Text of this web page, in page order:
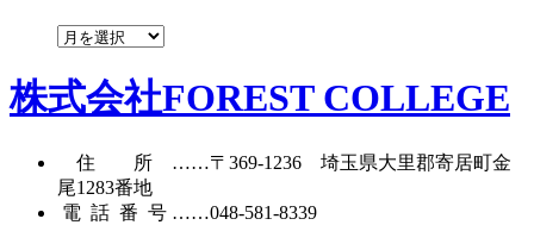
ー
ア
カ
イ
株式会社FOREST COLLEGE
住所……〒369-1236 埼玉県大里郡寄居町金
尾1283番地
電話番号……048-581-8339